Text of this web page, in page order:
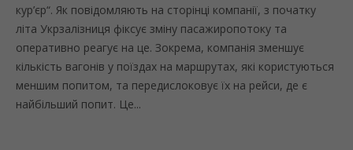
кур’єр“. Як повідомляють на сторінці компанії, з початку
літа Укрзалізниця фіксує зміну пасажиропотоку та
оперативно реагує на це. Зокрема, компанія зменшує
кількість вагонів у поїздах на маршрутах, які користуються
меншим попитом, та передислоковує їх на рейси, де є
найбільший попит. Це...